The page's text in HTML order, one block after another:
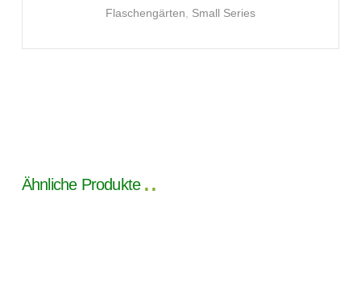
Flaschengärten
Small Series
Ähnliche Produkte